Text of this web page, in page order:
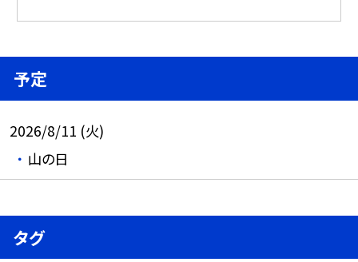
予定
2026/8/11 (火)
山の日
タグ